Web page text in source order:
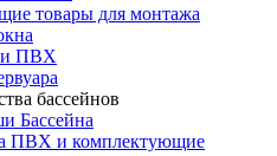
товары для монтажа
ПВХ
бассейнов
Бассейна
ПВХ и комплектующие